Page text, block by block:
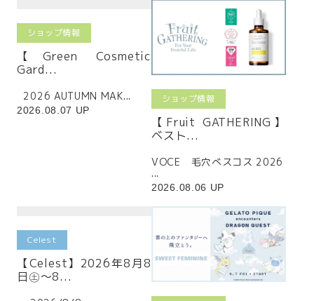
ショップ情報
【Green Cosmetic
Gard...
2026 AUTUMN MAK...
2026.08.07 UP
ショップ情報
【Fruit GATHERING】
ベスト...
VOCE 毛穴べスコス 2026
...
2026.08.06 UP
Celest
【Celest】2026年8月8
日㊏～8...